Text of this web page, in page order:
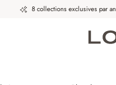
8 collections exclusives par an